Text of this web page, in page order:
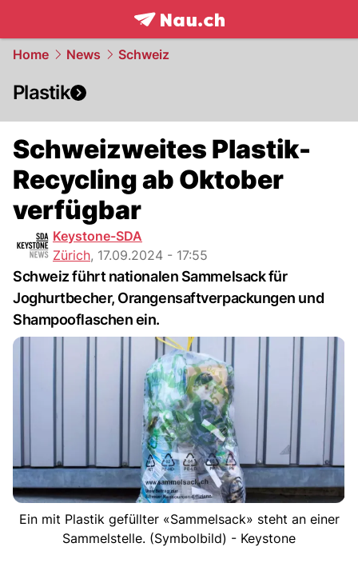
frontpage.NAU.ch
Home News Schweiz
Plastik
Schweizweites Plastik-
Recycling ab Oktober
verfügbar
Keystone-SDA
Zürich, 17.09.2024 - 17:55
Schweiz führt nationalen Sammelsack für
Joghurtbecher, Orangensaftverpackungen und
Shampooflaschen ein.
Ein mit Plastik gefüllter «Sammelsack» steht an einer
Sammelstelle. (Symbolbild) - Keystone